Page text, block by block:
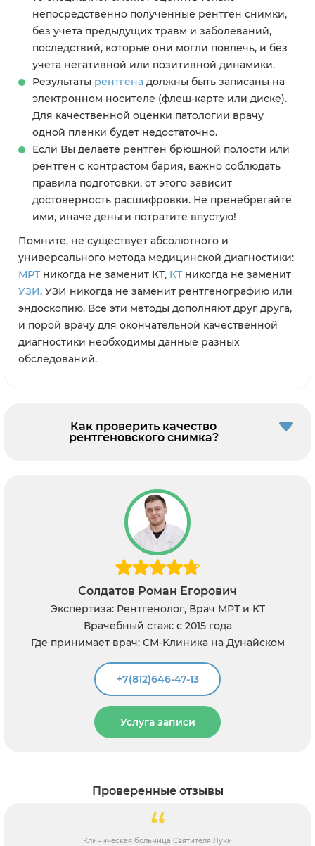
непосредственно полученные рентген снимки,
без учета предыдущих травм и заболеваний,
последствий, которые они могли повлечь, и без
учета негативной или позитивной динамики.
Результаты рентгена должны быть записаны на
электронном носителе (флеш-карте или диске).
Для качественной оценки патологии врачу
одной пленки будет недостаточно.
Если Вы делаете рентген брюшной полости или
рентген с контрастом бария, важно соблюдать
правила подготовки, от этого зависит
достоверность расшифровки. Не пренебрегайте
ими, иначе деньги потратите впустую!
Помните, не существует абсолютного и
универсального метода медицинской диагностики:
МРТникогда не заменит КТ, КТникогда не заменит
УЗИ, УЗИ никогда не заменит рентгенографию или
эндоскопию. Все эти методы дополняют друг друга,
и порой врачу для окончательной качественной
диагностики необходимы данные разных
обследований.
Как проверить качество
рентгеновского снимка?
МРТ и КТ
на Дунайском
Казиев Алишер
Экспертиза: Рентгенолог,
Врачебный стаж: с
Где принимает врач: СМ-
Проверенные отзывы
Святителя Луки